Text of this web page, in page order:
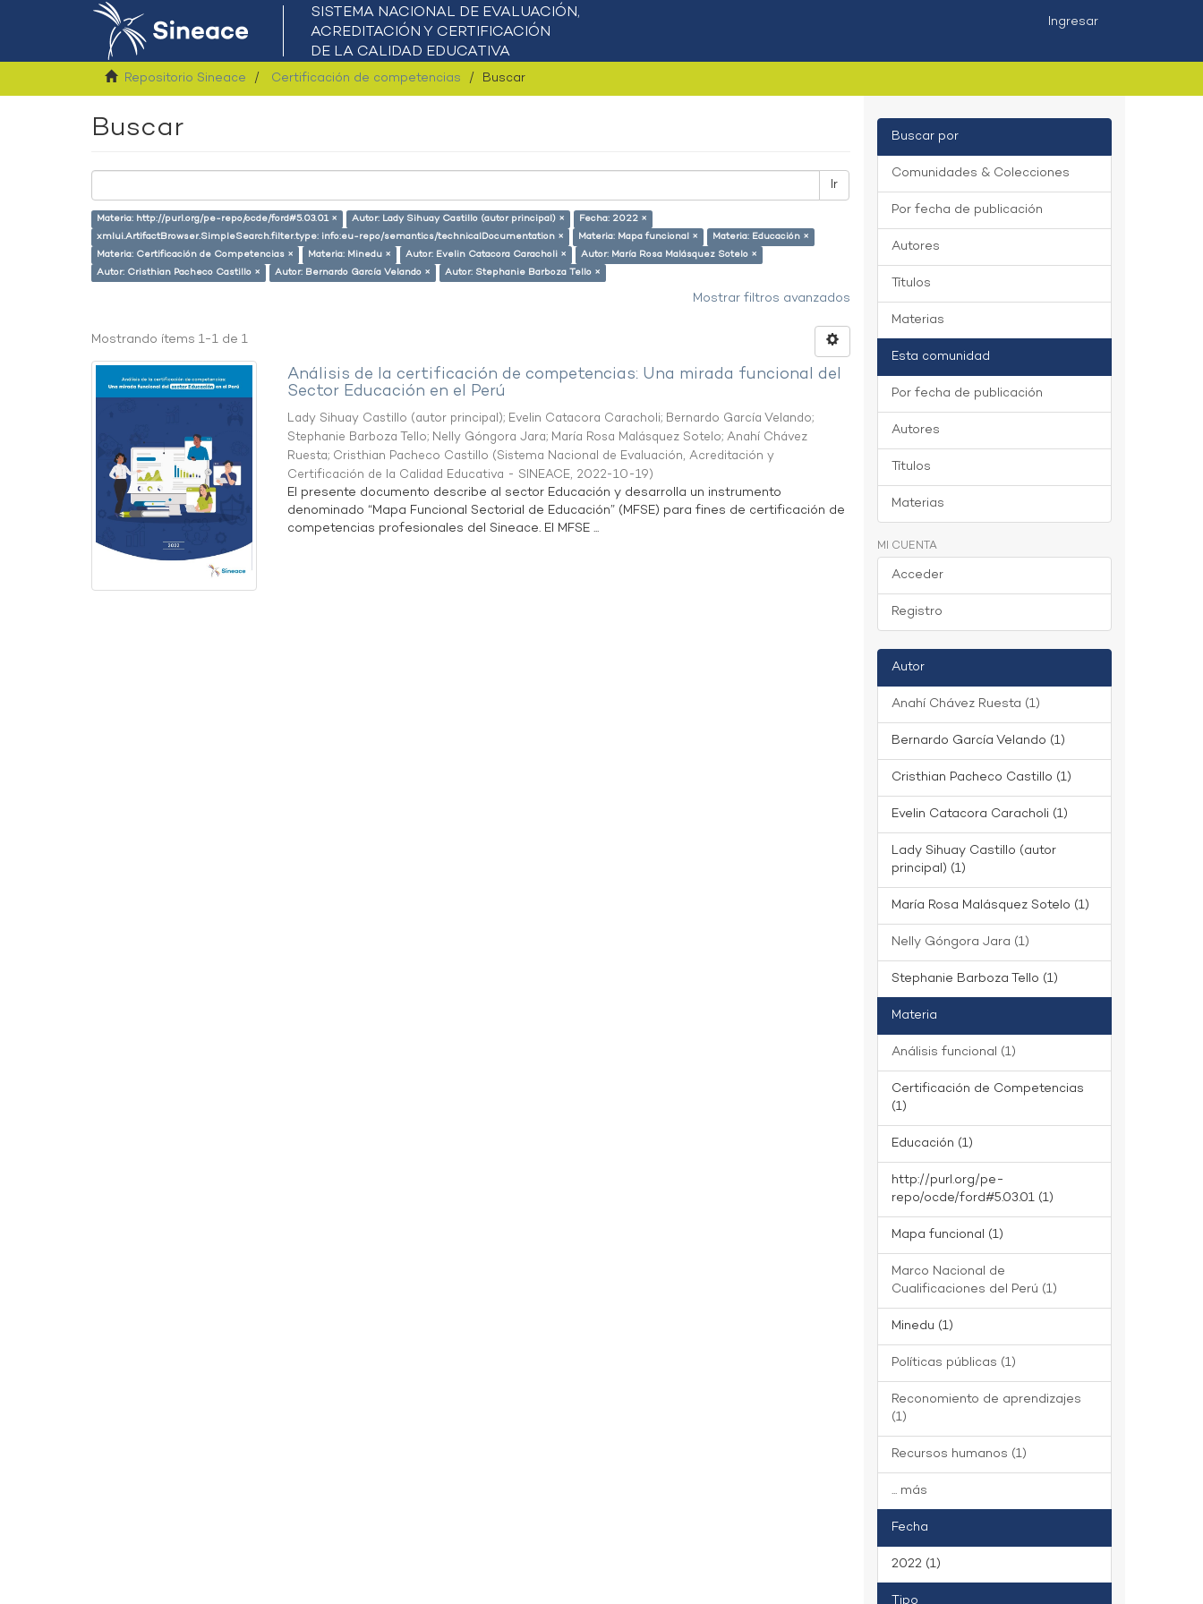
Ingresar
Repositorio Sineace Certificación de competencias Buscar
Buscar
Ir
Materia: http://purl.org/pe-repo/ocde/ford#5.03.01 × Autor: Lady Sihuay Castillo (autor principal) ×
Fecha: 2022 ×
xmlui.ArtifactBrowser.SimpleSearch.filter.type: info:eu-repo/semantics/technicalDocumentation ×
Materia: Mapa funcional ×
Materia: Educación ×
Materia: Certificación de Competencias ×
Materia: Minedu × Autor: Evelin Catacora Caracholi ×
Autor: María Rosa Malásquez Sotelo ×
Autor: Cristhian Pacheco Castillo ×
Autor: Bernardo García Velando × Autor: Stephanie Barboza Tello ×
Mostrar filtros avanzados
Mostrando ítems 1-1 de 1
Análisis de la certificación de competencias: Una mirada funcional del
Sector Educación en el Perú
Lady Sihuay Castillo (autor principal); Evelin Catacora Caracholi; Bernardo García Velando;
Stephanie Barboza Tello; Nelly Góngora Jara; María Rosa Malásquez Sotelo;Anahí Chávez
Ruesta; Cristhian Pacheco Castillo (Sistema Nacional de Evaluación, Acreditación y
Certificación de la Calidad Educativa - SINEACE, 2022-10-19)
El presente documento describe al sector Educación y desarrolla un instrumento
denominado “Mapa Funcional Sectorial de Educación” (MFSE) para fines de certificación de
competencias profesionales del Sineace. El MFSE ...
Buscar por
Comunidades & Colecciones
Por fecha de publicación
Autores
Títulos
Materias
Esta comunidad
Por fecha de publicación
Autores
Títulos
Materias
MI CUENTA
Acceder
Registro
Autor
Anahí Chávez Ruesta (1)
Bernardo García Velando (1)
Cristhian Pacheco Castillo (1)
Evelin Catacora Caracholi (1)
Lady Sihuay Castillo (autor
principal) (1)
María Rosa Malásquez Sotelo (1)
Nelly Góngora Jara (1)
Stephanie Barboza Tello (1)
Materia
Análisis funcional (1)
Certificación de Competencias
(1)
Educación (1)
http://purl.org/pe-
repo/ocde/ford#5.03.01 (1)
Mapa funcional (1)
Marco Nacional de
Cualificaciones del Perú (1)
Minedu (1)
Políticas públicas (1)
Reconomiento de aprendizajes
(1)
Recursos humanos (1)
... más
Fecha
2022 (1)